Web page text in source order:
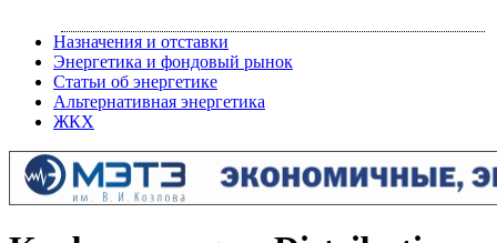
Назначения и отставки
Энергетика и фондовый рынок
Статьи об энергетике
Альтернативная энергетика
ЖКХ